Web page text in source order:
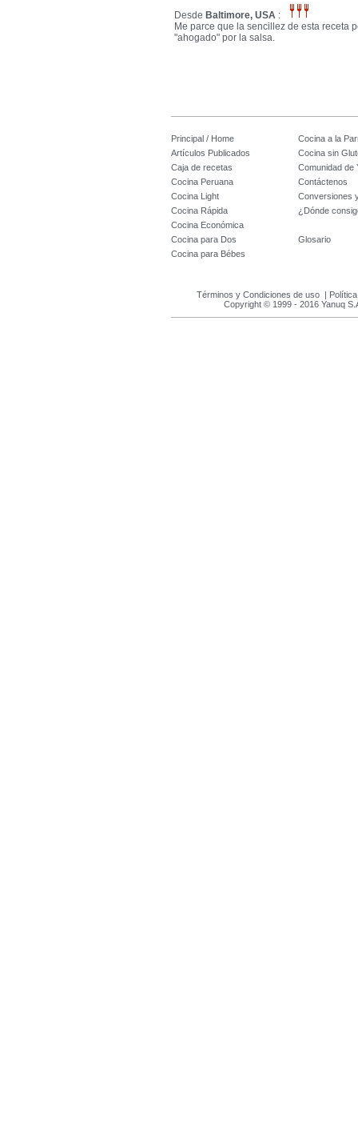
Desde Baltimore, USA :
Me parce que la sencillez de esta receta
"ahogado" por la salsa.
Principal / Home
Cocina a la
Artículos Publicados
Cocina sin
Caja de recetas
Comunidad de
Cocina Peruana
Contáctenos
Cocina Light
Conversiones
Cocina Rápida
¿Dónde
Cocina Económica
Cocina para Dos
Glosario
Cocina para Bébes
Términos y Condiciones de uso |
Copyright © 1999 - 2016 Yanuq